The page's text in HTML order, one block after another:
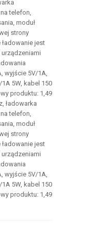
telefon,
moduł
strony
jest
wyjście 5V/1A,
5W, kabel 150
produktu: 1,49
ładowarka
telefon,
moduł
strony
jest
wyjście 5V/1A,
5W, kabel 150
produktu: 1,49